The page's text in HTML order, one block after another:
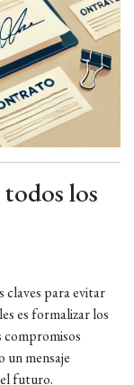
los
claves para evitar
es formalizar los
compromisos
mensaje
futuro.